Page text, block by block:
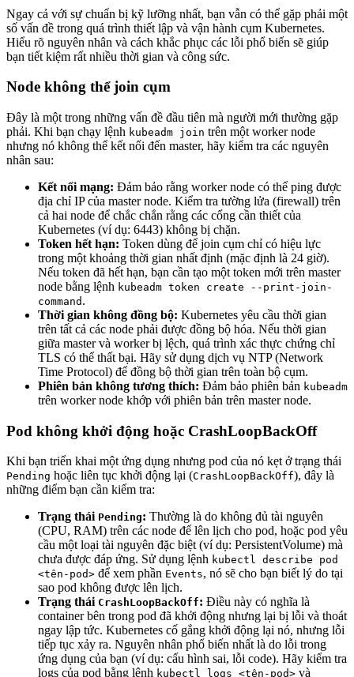
Ngay cả với sự chuẩn bị kỹ lưỡng nhất, bạn vẫn có thể gặp phải một
số vấn đề trong quá trình thiết lập và vận hành cụm Kubernetes.
Hiểu rõ nguyên nhân và cách khắc phục các lỗi phổ biến sẽ giúp
bạn tiết kiệm rất nhiều thời gian và công sức.
Node không thể join cụm
Đây là một trong những vấn đề đầu tiên mà người mới thường gặp
phải. Khi bạn chạy lệnh kubeadm join trên một worker node
nhưng nó không thể kết nối đến master, hãy kiểm tra các nguyên
nhân sau:
Kết nối mạng: Đảm bảo rằng worker node có thể ping được
địa chỉ IP của master node. Kiểm tra tường lửa (firewall) trên
cả hai node để chắc chắn rằng các cổng cần thiết của
Kubernetes (ví dụ: 6443) không bị chặn.
Token hết hạn: Token dùng để join cụm chỉ có hiệu lực
trong một khoảng thời gian nhất định (mặc định là 24 giờ).
Nếu token đã hết hạn, bạn cần tạo một token mới trên master
node bằng lệnh kubeadm token create --print-join-
command .
Thời gian không đồng bộ: Kubernetes yêu cầu thời gian
trên tất cả các node phải được đồng bộ hóa. Nếu thời gian
giữa master và worker bị lệch, quá trình xác thực chứng chỉ
TLS có thể thất bại. Hãy sử dụng dịch vụ NTP (Network
Time Protocol) để đồng bộ thời gian trên toàn bộ cụm.
Phiên bản không tương thích: Đảm bảo phiên bản kubeadm
trên worker node khớp với phiên bản trên master node.
Pod không khởi động hoặc CrashLoopBackOff
Khi bạn triển khai một ứng dụng nhưng pod của nó kẹt ở trạng thái
Pending hoặc liên tục khởi động lại (CrashLoopBackOff), đây là
những điểm bạn cần kiểm tra:
Trạng thái Pending: Thường là do không đủ tài nguyên
(CPU, RAM) trên các node để lên lịch cho pod, hoặc pod yêu
cầu một loại tài nguyên đặc biệt (ví dụ: PersistentVolume) mà
chưa được đáp ứng. Sử dụng lệnh kubectl describe pod
<tên-pod> để xem phần Events, nó sẽ cho bạn biết lý do tại
sao pod không được lên lịch.
Trạng thái CrashLoopBackOff: Điều này có nghĩa là
container bên trong pod đã khởi động nhưng lại bị lỗi và thoát
ngay lập tức. Kubernetes cố gắng khởi động lại nó, nhưng lỗi
tiếp tục xảy ra. Nguyên nhân phổ biến nhất là do lỗi trong
ứng dụng của bạn (ví dụ: cấu hình sai, lỗi code). Hãy kiểm tra
logs của pod bằng lệnh kubectl logs <tên-pod> và